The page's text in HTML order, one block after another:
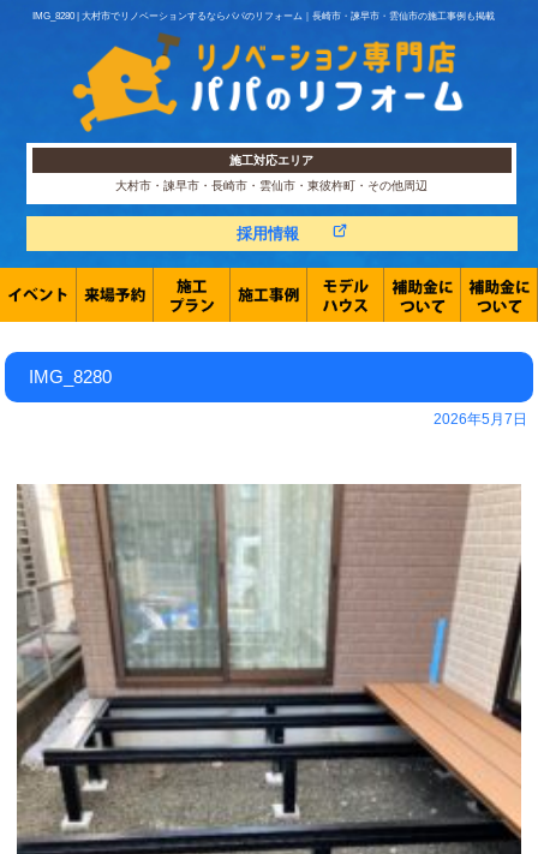
IMG_8280 | 大村市でリノベーションするならパパのリフォーム｜長崎市・諫早市・雲仙市の施工事例も掲載
施工対応エリア
大村市・諫早市・長崎市・雲仙市・東彼杵町・その他周辺
採用情報
IMG_8280
2026年5月7日